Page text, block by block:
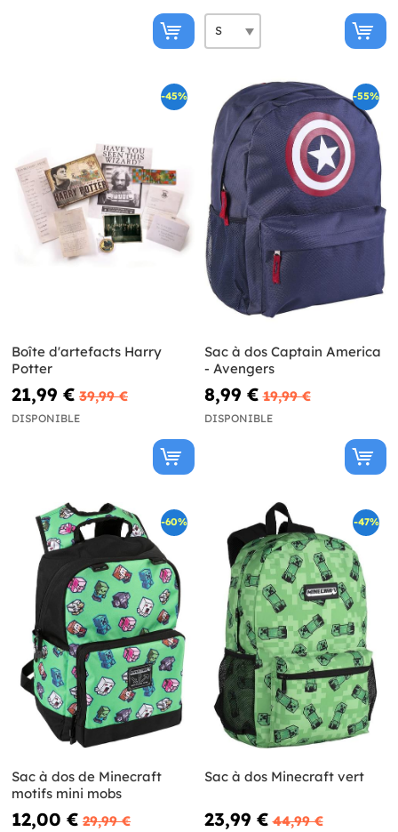
-45%
Boîte d'artefacts Harry
Potter
21,99 € 39,99 €
DISPONIBLE
-55%
Sac à dos Captain America
- Avengers
8,99 € 19,99 €
DISPONIBLE
-60%
Sac à dos de Minecraft
motifs mini mobs
12,00 € 29,99 €
-47%
Sac à dos Minecraft vert
23,99 € 44,99 €